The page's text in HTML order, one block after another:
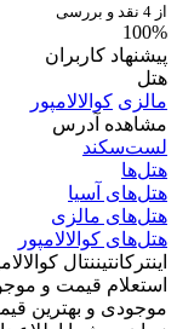
از 4 نقد و بررسی
100%
پیشنهاد کاربران
هتل
مالزی کوالالامپور
مشاهده آدرس
لست‌سکند
هتل‌ها
هتل‌های آسیا
هتل‌های مالزی
هتل‌های کوالالامپور
اینترکانتیننتال
استعلام قیمت و
موجودی و بهترین